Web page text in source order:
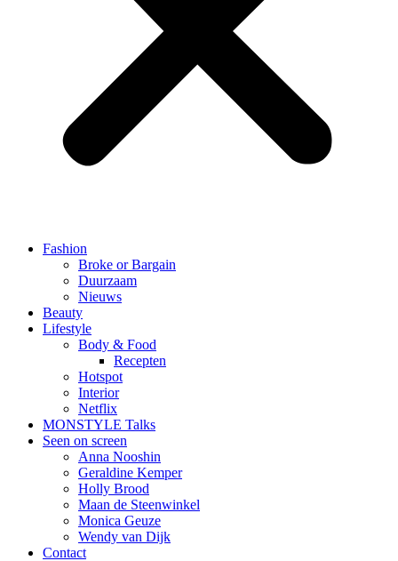
Fashion
Broke or Bargain
Duurzaam
Nieuws
Beauty
Lifestyle
Body & Food
Recepten
Hotspot
Interior
Netflix
MONSTYLE Talks
Seen on screen
Anna Nooshin
Geraldine Kemper
Holly Brood
Maan de Steenwinkel
Monica Geuze
Wendy van Dijk
Contact